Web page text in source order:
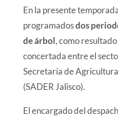
En la presente
programadosdos
de árbol, como
concertada entre el
Secretaría de
(SADER Jalisco).
El encargado del